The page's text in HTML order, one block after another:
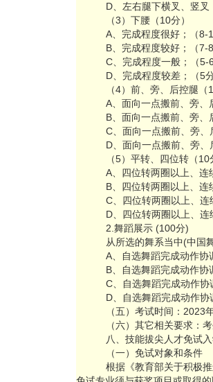
D、左右腿下横叉、竖叉
（3）下腰（10分）
A、完成程度很好；（8-
B、完成程度较好；（7-8
C、完成程度一般；（5-6
D、完成程度较差；（5
（4）前、旁、后控腿（
A、面向一点搬前、旁、
B、面向一点搬前、旁、
C、面向一点搬前、旁、
D、面向一点搬前、旁、
（5）平转、四位转（10
A、四位转两圈以上、连
B、四位转两圈以上、连
C、四位转两圈以上、连
D、四位转两圈以上、连
2.舞蹈展示 (100分)
从所选的舞系当中(中国
A、自选舞蹈完成动作协
B、自选舞蹈完成动作
C、自选舞蹈完成动作
D、自选舞蹈完成动作
（五）考试时间：2023
（六）其它相关要求：
八、技能拔尖人才免试
（一）免试对象和条件
根据《教育部关于积极